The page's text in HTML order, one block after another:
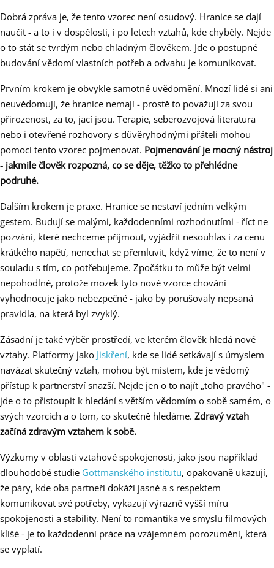
Dobrá zpráva je, že tento vzorec není osudový. Hranice se dají
naučit - a to i v dospělosti, i po letech vztahů, kde chyběly. Nejde
o to stát se tvrdým nebo chladným člověkem. Jde o postupné
budování vědomí vlastních potřeb a odvahu je komunikovat.
Prvním krokem je obvykle samotné uvědomění. Mnozí lidé si ani
neuvědomují, že hranice nemají - prostě to považují za svou
přirozenost, za to, jací jsou. Terapie, seberozvojová literatura
nebo i otevřené rozhovory s důvěryhodnými přáteli mohou
pomoci tento vzorec pojmenovat. Pojmenování je mocný nástroj
- jakmile člověk rozpozná, co se děje, těžko to přehlédne
podruhé.
Dalším krokem je praxe. Hranice se nestaví jedním velkým
gestem. Budují se malými, každodenními rozhodnutími - říct ne
pozvání, které nechceme přijmout, vyjádřit nesouhlas i za cenu
krátkého napětí, nenechat se přemluvit, když víme, že to není v
souladu s tím, co potřebujeme. Zpočátku to může být velmi
nepohodlné, protože mozek tyto nové vzorce chování
vyhodnocuje jako nebezpečné - jako by porušovaly nepsaná
pravidla, na která byl zvyklý.
Zásadní je také výběr prostředí, ve kterém člověk hledá nové
vztahy. Platformy jako Jiskření, kde se lidé setkávají s úmyslem
navázat skutečný vztah, mohou být místem, kde je vědomý
přístup k partnerství snazší. Nejde jen o to najít „toho pravého" -
jde o to přistoupit k hledání s větším vědomím o sobě samém, o
svých vzorcích a o tom, co skutečně hledáme. Zdravý vztah
začíná zdravým vztahem k sobě.
Výzkumy v oblasti vztahové spokojenosti, jako jsou například
dlouhodobé studie Gottmanského institutu, opakovaně ukazují,
že páry, kde oba partneři dokáží jasně a s respektem
komunikovat své potřeby, vykazují výrazně vyšší míru
spokojenosti a stability. Není to romantika ve smyslu filmových
klišé - je to každodenní práce na vzájemném porozumění, která
se vyplatí.